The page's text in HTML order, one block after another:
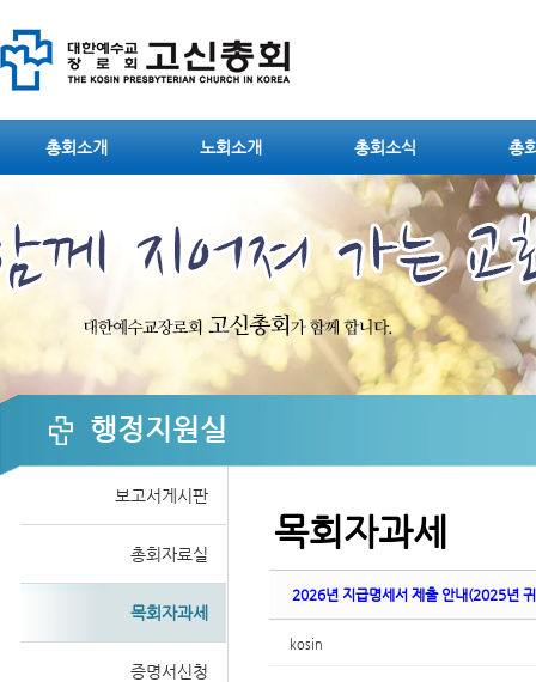
총회소개 노회소개 총회소식 총
행정지원실
보고서게시판
총회자료실
목회자과세
증명서신청
목회자과세
2026년 지급명세서 제출 안내(2025년
kosin
Sketchbook5, 스케치북5
Sketchbook5, 스케치북5